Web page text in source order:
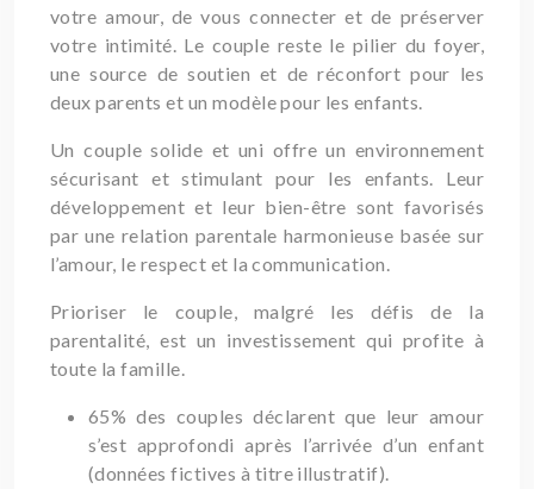
votre amour, de vous connecter et de préserver
votre intimité. Le couple reste le pilier du foyer,
une source de soutien et de réconfort pour les
deux parents et un modèle pour les enfants.
Un couple solide et uni offre un environnement
sécurisant et stimulant pour les enfants. Leur
développement et leur bien-être sont favorisés
par une relation parentale harmonieuse basée sur
l’amour, le respect et la communication.
Prioriser le couple, malgré les défis de la
parentalité, est un investissement qui profite à
toute la famille.
65% des couples déclarent que leur amour
s’est approfondi après l’arrivée d’un enfant
(données fictives à titre illustratif).